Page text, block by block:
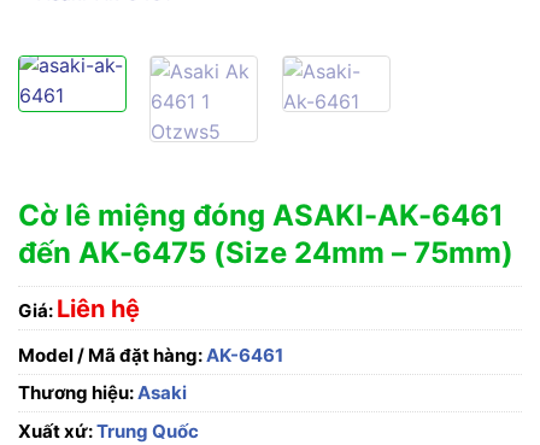
Cờ lê miệng đóng ASAKI-AK-6461
đến AK-6475 (Size 24mm – 75mm)
Giá: Liên hệ
Model / Mã đặt hàng:AK-6461
Thương hiệu:Asaki
Xuất xứ:Trung Quốc